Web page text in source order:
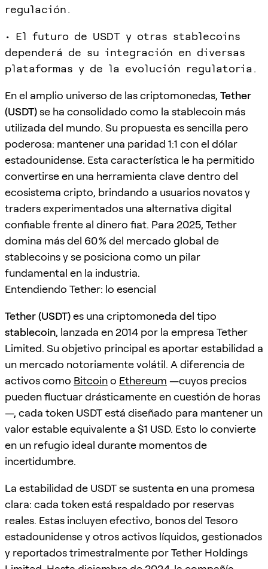
regulación.
• El futuro de USDT y otras stablecoins
dependerá de su integración en diversas
plataformas y de la evolución regulatoria.
En el amplio universo de las criptomonedas, Tether
(USDT)se ha consolidado como la stablecoin más
utilizada del mundo. Su propuesta es sencilla pero
poderosa: mantener una paridad 1:1 con el dólar
estadounidense. Esta característica le ha permitido
convertirse en una herramienta clave dentro del
ecosistema cripto, brindando a usuarios novatos y
traders experimentados una alternativa digital
confiable frente al dinero fiat. Para 2025, Tether
domina más del 60 % del mercado global de
stablecoins y se posiciona como un pilar
fundamental en la industria.
Entendiendo Tether: lo esencial
Tether (USDT)es una criptomoneda del tipo
stablecoin, lanzada en 2014 por la empresa Tether
Limited. Su objetivo principal es aportar estabilidad a
un mercado notoriamente volátil. A diferencia de
activos como Bitcoino Ethereum —cuyos precios
pueden fluctuar drásticamente en cuestión de horas
—, cada token USDT está diseñado para mantener un
valor estable equivalente a $1 USD. Esto lo convierte
en un refugio ideal durante momentos de
incertidumbre.
La estabilidad de USDT se sustenta en una promesa
clara: cada token está respaldado por reservas
reales. Estas incluyen efectivo, bonos del Tesoro
estadounidense y otros activos líquidos, gestionados
y reportados trimestralmente por Tether Holdings